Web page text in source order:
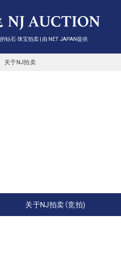
钻石·珠宝拍卖 | 由 NET JAPAN提供
关于NJ拍卖
关于NJ拍卖（竞拍)